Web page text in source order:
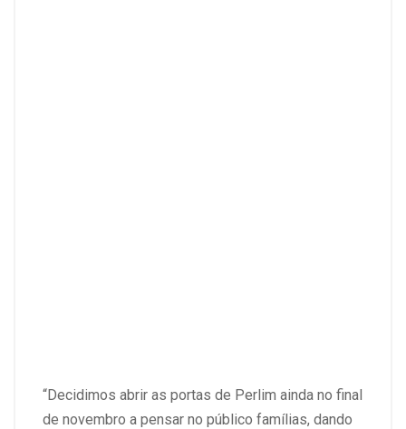
“Decidimos abrir as portas de Perlim ainda no final
de novembro a pensar no público famílias, dando